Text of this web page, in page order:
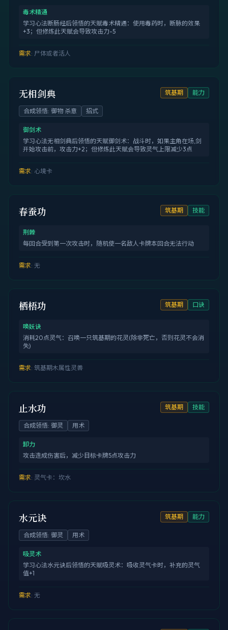
毒术精通
学习心法断肠经后领悟的天赋毒术精通：使用毒药时，断脉的效果
+3；但修炼此天赋会导致攻击力-5
需求: 尸体或者活人
无相剑典 筑基期 能力
合成领悟: 御物 杀意 招式
御剑术
学习心法无相剑典后领悟的天赋御剑术：战斗时，如果主角在场,剑
开始攻击前，攻击力+2；但修炼此天赋会导致灵气上限减少3点
需求: 心境卡
春蚕功 筑基期 技能
荆棘
每回合受到第一次攻击时，随机使一名敌人卡牌本回合无法行动
需求: 无
栖梧功 筑基期 口诀
唤妖诀
消耗20点灵气：召唤一只筑基期的花灵(除非死亡，否则花灵不会消
失)
需求: 筑基期木属性灵兽
止水功 筑基期 技能
合成领悟: 御灵 用术
卸力
攻击造成伤害后，减少目标卡牌5点攻击力
需求: 灵气卡：坎水
水元诀 筑基期 能力
合成领悟: 御灵 用术
吸灵术
学习心法水元诀后领悟的天赋吸灵术：吸收灵气卡时，补充的灵气
值+1
需求: 无